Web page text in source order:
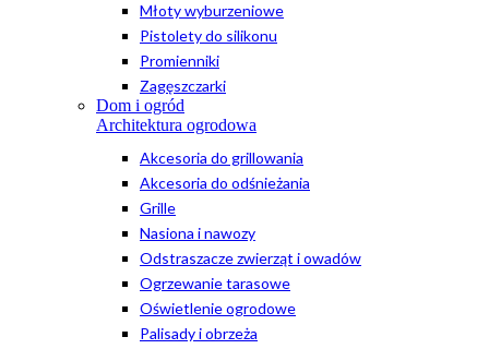
Młoty wyburzeniowe
Pistolety do silikonu
Promienniki
Zagęszczarki
Dom i ogród
Architektura ogrodowa
Akcesoria do grillowania
Akcesoria do odśnieżania
Grille
Nasiona i nawozy
Odstraszacze zwierząt i owadów
Ogrzewanie tarasowe
Oświetlenie ogrodowe
Palisady i obrzeża